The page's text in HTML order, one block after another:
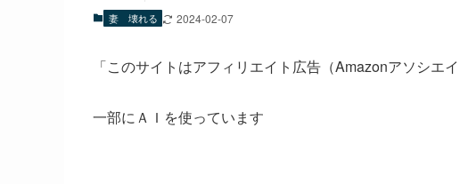
妻 壊れる 2024-02-07
「このサイトはアフィリエイト広告（Amazonアソシエ
一部にＡＩを使っています